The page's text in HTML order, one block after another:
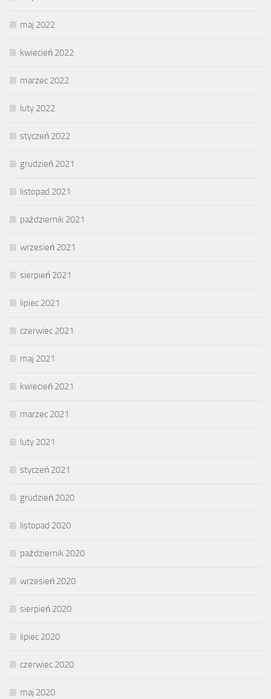
maj 2022
kwiecień 2022
marzec 2022
luty 2022
styczeń 2022
grudzień 2021
listopad 2021
październik 2021
wrzesień 2021
sierpień 2021
lipiec 2021
czerwiec 2021
maj 2021
kwiecień 2021
marzec 2021
luty 2021
styczeń 2021
grudzień 2020
listopad 2020
październik 2020
wrzesień 2020
sierpień 2020
lipiec 2020
czerwiec 2020
maj 2020